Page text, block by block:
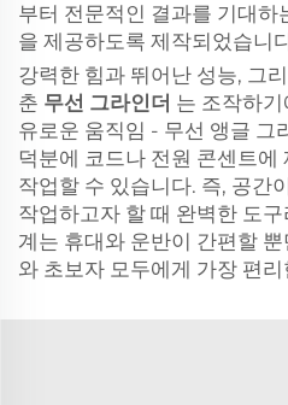
부터 전문적인 결과를 기대하
을 제공하도록 제작되었습니
강력한 힘과 뛰어난 성능, 그
춘 무선 그라인더 는 조작하
유로운 움직임 - 무선 앵글 그
덕분에 코드나 전원 콘센트에
작업할 수 있습니다. 즉, 공간
작업하고자 할 때 완벽한 도
계는 휴대와 운반이 간편할
와 초보자 모두에게 가장 편